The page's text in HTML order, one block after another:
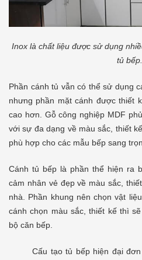
Inox là chất liệu được sử dụng
tủ bếp.
Phần cánh tủ vẫn có thể sử dụng
nhưng phần mặt cánh được thiết
cao hơn. Gỗ công nghiệp MDF
với sự đa dạng về màu sắc, thiết
phù hợp cho các mẫu bếp sang
Cánh tủ bếp là phần thể hiện ra
cảm nhân vẻ đẹp về màu sắc,
nhà. Phần khung nên chọn vật
cánh chọn màu sắc, thiết kế thì
bộ căn bếp.
Cấu tạo tủ bếp hiện đại